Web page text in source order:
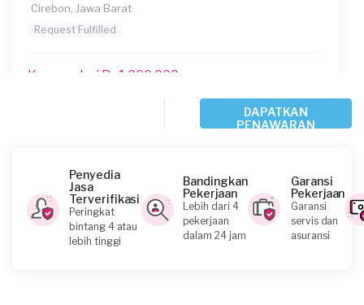
Cirebon, Jawa Barat
Request Fulfilled
Kurang dari Rp1.000.000
Uzamah requested Fotografi Produk
Bandung, Jawa Barat
Request Fulfilled
Kurang dari Rp1.000.000
DAPATKAN
PENAWARAN
Penyedia
Jasa
Terverifikasi
Peringkat
bintang 4 atau
lebih tinggi
Bandingkan
Pekerjaan
Lebih dari 4
pekerjaan
dalam 24 jam
Garansi
Pekerjaan
Garansi
servis dan
asuransi